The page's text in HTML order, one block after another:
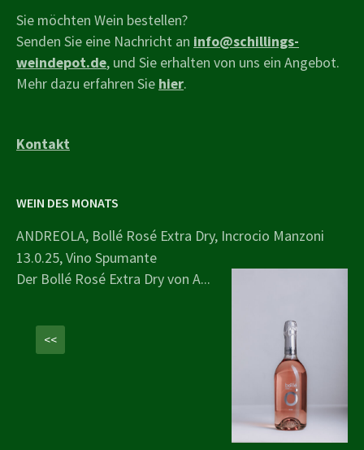
Sie möchten Wein bestellen?
Senden Sie eine Nachricht an info@schillings-
weindepot.de, und Sie erhalten von uns ein Angebot.
Mehr dazu erfahren Sie hier.
Kontakt
WEIN DES MONATS
ANDREOLA, Bollé Rosé Extra Dry, Incrocio Manzoni
13.0.25, Vino Spumante
Der Bollé Rosé Extra Dry von A...
<<